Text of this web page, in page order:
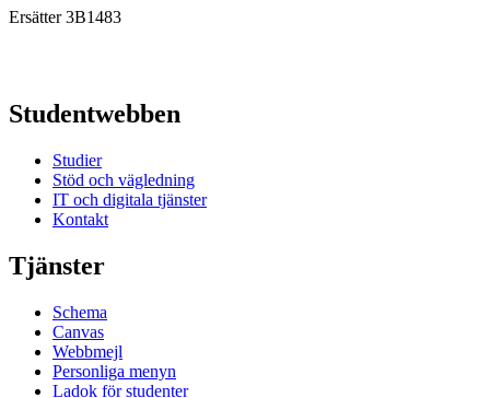
Ersätter 3B1483
Studentwebben
Studier
Stöd och vägledning
IT och digitala tjänster
Kontakt
Tjänster
Schema
Canvas
Webbmejl
Personliga menyn
Ladok för studenter